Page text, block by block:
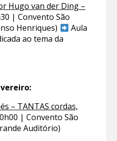
Hugo van der Ding –
| Convento São
Henriques)
Aula
ao tema da
– TANTAS cordas,
| Convento São
Auditório)